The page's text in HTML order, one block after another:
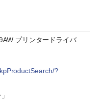
プリンタードライバ
?